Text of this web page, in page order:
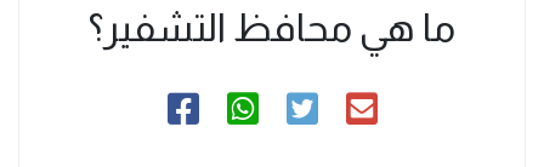
ما هي محافظ التشفير؟